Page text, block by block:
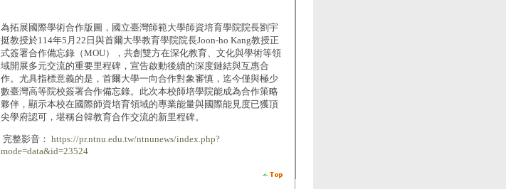
為拓展國際學術合作版圖，國立臺灣師範大學師資培育學院院長劉宇
挺教授於114年5月22日與首爾大學教育學院院長Joon-ho Kang教授正
式簽署合作備忘錄（MOU），共創雙方在深化教育、文化與學術等領
域開展多元交流的重要里程碑，宣告啟動後續的深度鏈結與互惠合
作。尤具指標意義的是，首爾大學一向合作對象審慎，迄今僅與極少
數臺灣高等院校簽署合作備忘錄。此次本校師培學院能成為合作策略
夥伴，顯示本校在國際師資培育領域的專業能量與國際能見度已獲頂
尖學府認可，堪稱台韓教育合作交流的新里程碑。
完整影音： https://pr.ntnu.edu.tw/ntnunews/index.php?
mode=data&id=23524